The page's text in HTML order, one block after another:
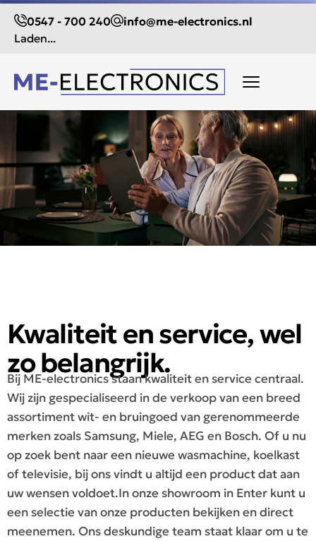
0547 - 700 240
info@me-electronics.nl
Laden...
Kwaliteit en service, wel
zo belangrijk.
Bij ME-electronics staan kwaliteit en service centraal.
Wij zijn gespecialiseerd in de verkoop van een breed
assortiment wit- en bruingoed van gerenommeerde
merken zoals Samsung, Miele, AEG en Bosch. Of u nu
op zoek bent naar een nieuwe wasmachine, koelkast
of televisie, bij ons vindt u altijd een product dat aan
uw wensen voldoet.In onze showroom in Enter kunt u
een selectie van onze producten bekijken en direct
meenemen. Ons deskundige team staat klaar om u te